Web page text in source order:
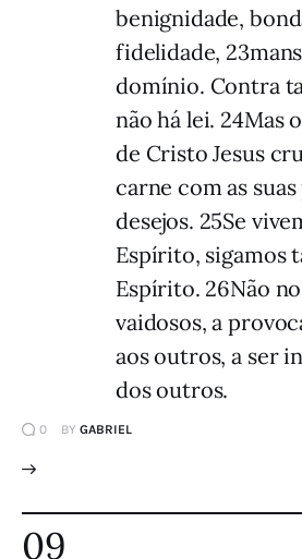
benignidade,
fidelidade,
domínio. Contra
não há lei. 24Mas
de Cristo Jesus
carne com as
desejos. 25Se
Espírito, sigamos
Espírito. 26Não
vaidosos, a
aos outros, a ser
dos outros.
0 BY GABRIEL
09